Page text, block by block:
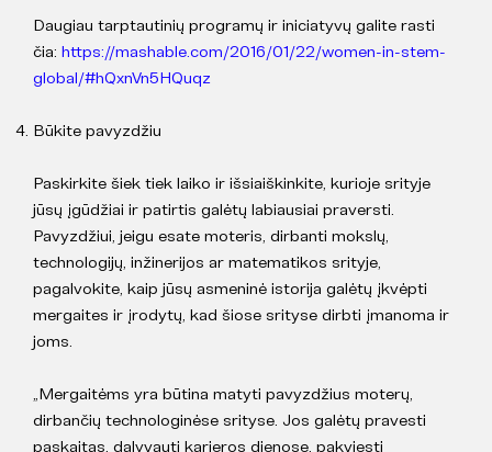
Daugiau tarptautinių programų ir iniciatyvų galite rasti
čia: https://mashable.com/2016/01/22/women-in-stem-
global/#hQxnVn5HQuqz
Būkite pavyzdžiu
Paskirkite šiek tiek laiko ir išsiaiškinkite, kurioje srityje
jūsų įgūdžiai ir patirtis galėtų labiausiai praversti.
Pavyzdžiui, jeigu esate moteris, dirbanti mokslų,
technologijų, inžinerijos ar matematikos srityje,
pagalvokite, kaip jūsų asmeninė istorija galėtų įkvėpti
mergaites ir įrodytų, kad šiose srityse dirbti įmanoma ir
joms.
„Mergaitėms yra būtina matyti pavyzdžius moterų,
dirbančių technologinėse srityse. Jos galėtų pravesti
paskaitas, dalyvauti karjeros dienose, pakviesti